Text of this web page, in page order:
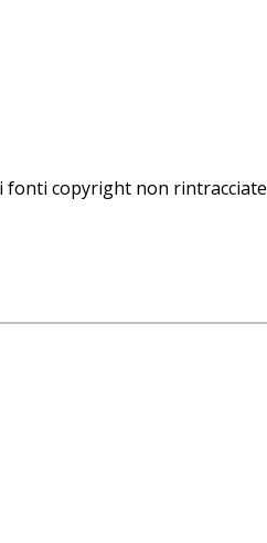
fonti copyright non rintracciate